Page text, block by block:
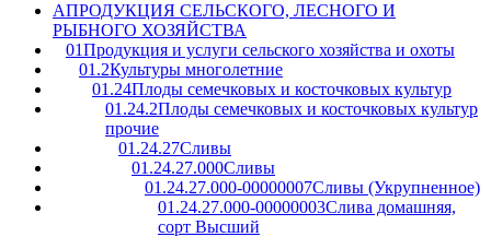
AПРОДУКЦИЯ СЕЛЬСКОГО, ЛЕСНОГО И
РЫБНОГО ХОЗЯЙСТВА
01Продукция и услуги сельского хозяйства и охоты
01.2Культуры многолетние
01.24Плоды семечковых и косточковых культур
01.24.2Плоды семечковых и косточковых культур
прочие
01.24.27Сливы
01.24.27.000Сливы
01.24.27.000-00000007Сливы (Укрупненное)
01.24.27.000-00000003Слива домашняя,
сорт Высший